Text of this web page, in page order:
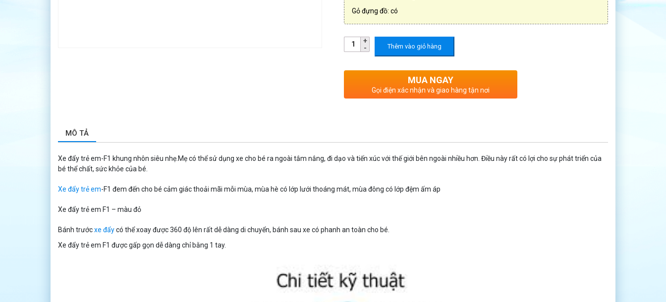
Gỏ đựng đồ: có
Thêm vào giỏ hàng
MUA NGAY
Gọi điện xác nhận và giao hàng tận nơi
MÔ TẢ
Xe đẩy trẻ em-F1 khung nhôn siêu nhẹ.Mẹ có thể sử dụng xe cho bé ra ngoài tắm nắng, đi dạo và tiến xúc với thế giới bên ngoài nhiều hơn. Điều này rất có lợi cho sự phát triển của
bé thể chất, sức khỏe của bé.
Xe đẩy trẻ em-F1 đem đến cho bé cảm giác thoải mãi mỗi mùa, mùa hè có lớp lưới thoáng mát, mùa đông có lớp đệm ấm áp
Xe đẩy trẻ em F1 – màu đỏ
Bánh trướcxe đẩycó thể xoay được 360 độ lên rất dễ dàng di chuyển, bánh sau xe có phanh an toàn cho bé.
Xe đẩy trẻ em F1 được gấp gọn dễ dàng chỉ bằng 1 tay.